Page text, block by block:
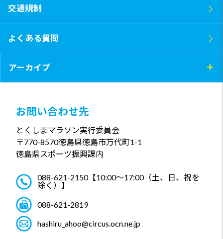
交通規制
よくある質問
アーカイブ
お問い合わせ先
とくしまマラソン実行委員会
〒770-8570徳島県徳島市万代町1-1
徳島県スポーツ振興課内
088-621-2150【10:00～17:00（土、日、祝を
除く）】
088-621-2819
hashiru_ahoo@circus.ocn.ne.jp